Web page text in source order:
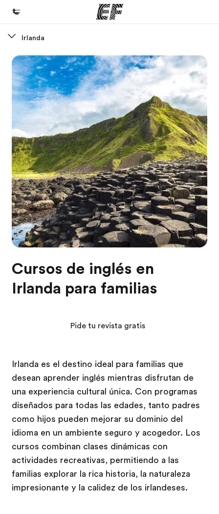
Bienvenido a EF
Programas
Ver todo lo que hacemos
Oficinas
Encuentra una oficina
Sobre nosotros
Quiénes somos
Trabajos
Únete al equipo
Irlanda
Cursos de inglés en
Irlanda para familias
Irlanda es el destino ideal para familias que
desean aprender inglés mientras disfrutan de
una experiencia cultural única. Con programas
diseñados para todas las edades, tanto padres
como hijos pueden mejorar su dominio del
idioma en un ambiente seguro y acogedor. Los
cursos combinan clases dinámicas con
actividades recreativas, permitiendo a las
familias explorar la rica historia, la naturaleza
impresionante y la calidez de los irlandeses.
Pide tu revista gratis